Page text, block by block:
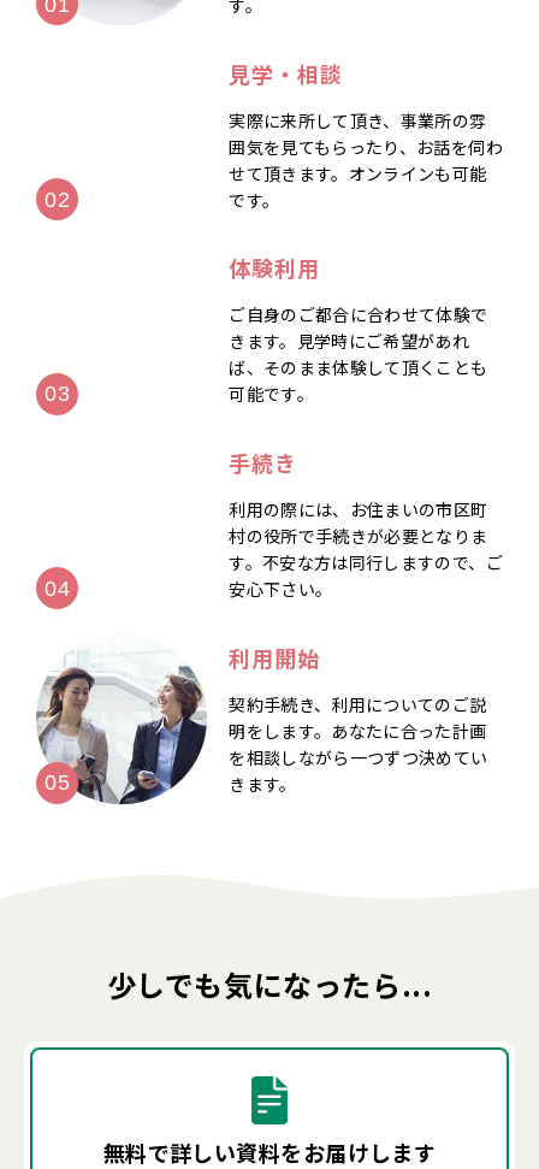
す。
見学・相談
実際に来所して頂き、事業所の雰
囲気を見てもらったり、お話を伺わ
せて頂きます。オンラインも可能
です。
体験利用
ご自身のご都合に合わせて体験で
きます。見学時にご希望があれ
ば、そのまま体験して頂くことも
可能です。
手続き
利用の際には、お住まいの市区町
村の役所で手続きが必要となりま
す。不安な方は同行しますので、ご
安心下さい。
利用開始
契約手続き、利用についてのご説
明をします。あなたに合った計画
を相談しながら一つずつ決めてい
きます。
少しでも気になったら...
無料で詳しい資料をお届けします